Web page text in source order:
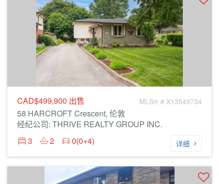
CAD$499,900 出售 MLS® # X13549734
58 HARCROFT Crescent, 伦敦
经纪公司: THRIVE REALTY GROUP INC.
3
2 0(0+4) 详细